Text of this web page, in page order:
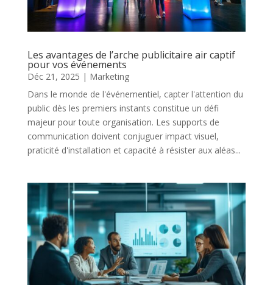
Les avantages de l’arche publicitaire air captif
pour vos événements
Déc 21, 2025 | Marketing
Dans le monde de l'événementiel, capter l'attention du
public dès les premiers instants constitue un défi
majeur pour toute organisation. Les supports de
communication doivent conjuguer impact visuel,
praticité d'installation et capacité à résister aux aléas...